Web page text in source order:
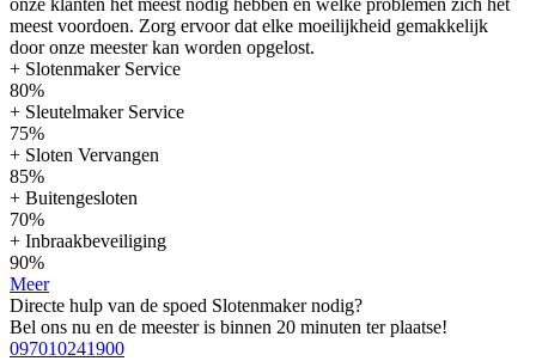
onze klanten het meest nodig hebben en welke problemen zich het
meest voordoen. Zorg ervoor dat elke moeilijkheid gemakkelijk
door onze meester kan worden opgelost.
+ Slotenmaker Service
80%
+ Sleutelmaker Service
75%
+ Sloten Vervangen
85%
+ Buitengesloten
70%
+ Inbraakbeveiliging
90%
Meer
Directe hulp van de spoed Slotenmaker nodig?
Bel ons nu en de meester is binnen 20 minuten ter plaatse!
097010241900